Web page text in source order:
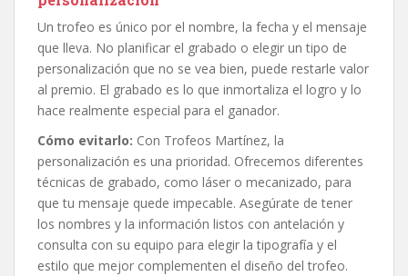
Un trofeo es único por el nombre, la fecha y el mensaje
que lleva. No planificar el grabado o elegir un tipo de
personalización que no se vea bien, puede restarle valor
al premio. El grabado es lo que inmortaliza el logro y lo
hace realmente especial para el ganador.
Cómo evitarlo: Con Trofeos Martínez, la
personalización es una prioridad. Ofrecemos diferentes
técnicas de grabado, como láser o mecanizado, para
que tu mensaje quede impecable. Asegúrate de tener
los nombres y la información listos con antelación y
consulta con su equipo para elegir la tipografía y el
estilo que mejor complementen el diseño del trofeo.